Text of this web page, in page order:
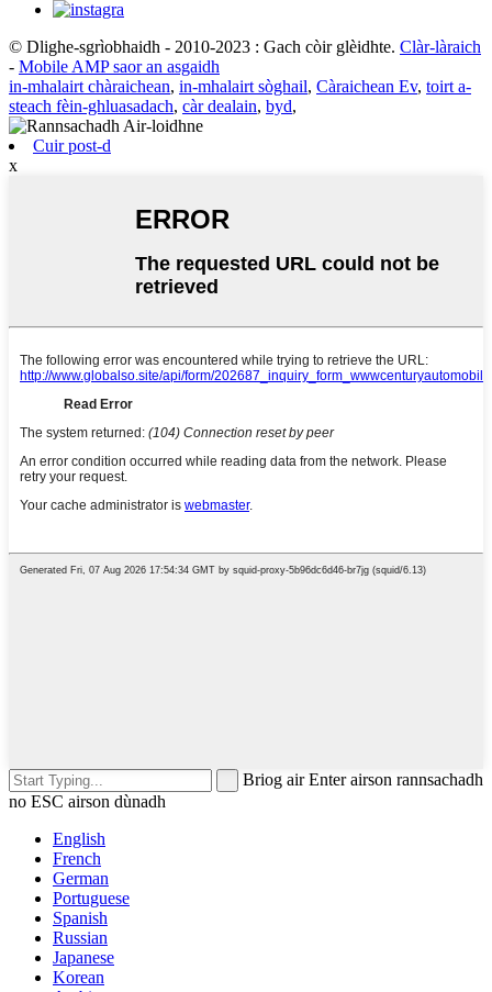
© Dlighe-sgrìobhaidh - 2010-2023 : Gach còir glèidhte. Clàr-làraich
- Mobile AMP saor an asgaidh
in-mhalairt chàraichean, in-mhalairt sòghail, Càraichean Ev, toirt a-
steach fèin-ghluasadach, càr dealain, byd,
Cuir post-d
x
Briog air Enter airson rannsachadh
no ESC airson dùnadh
English
French
German
Portuguese
Spanish
Russian
Japanese
Korean